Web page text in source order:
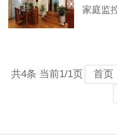
家庭监
共4条 当前1/1页 首页